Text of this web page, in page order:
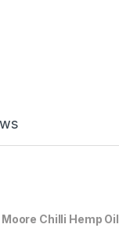
Moore Chilli Hemp Oil